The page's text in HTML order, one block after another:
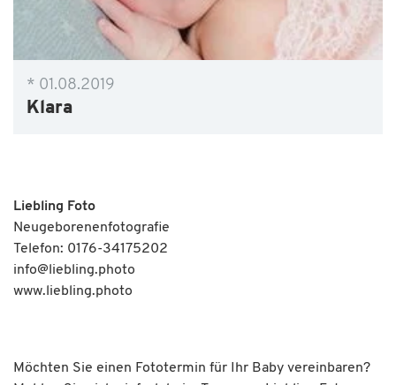
* 01.08.2019
Klara
Liebling Foto
Neugeborenenfotografie
Telefon: 0176-34175202
info@liebling.photo
www.liebling.photo
Möchten Sie einen Fototermin für Ihr Baby vereinbaren?